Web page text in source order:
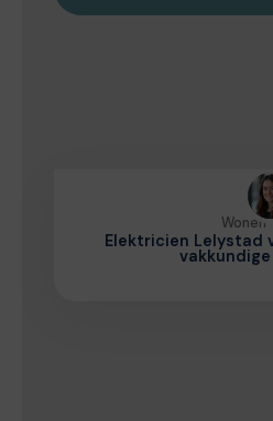
Wonen
Elektricien Lelystad